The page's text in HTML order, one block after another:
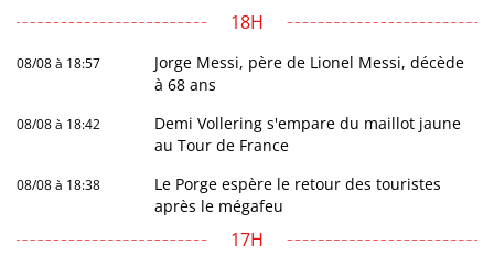
18H
08/08 à 18:57
Jorge Messi, père de Lionel Messi, décède
à 68 ans
08/08 à 18:42
Demi Vollering s'empare du maillot jaune
au Tour de France
08/08 à 18:38
Le Porge espère le retour des touristes
après le mégafeu
17H